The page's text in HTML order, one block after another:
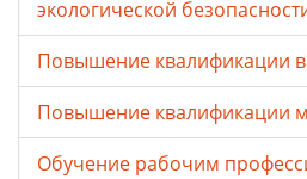
экологической
Повышение квалификации
Повышение квалификации
Обучение рабочим